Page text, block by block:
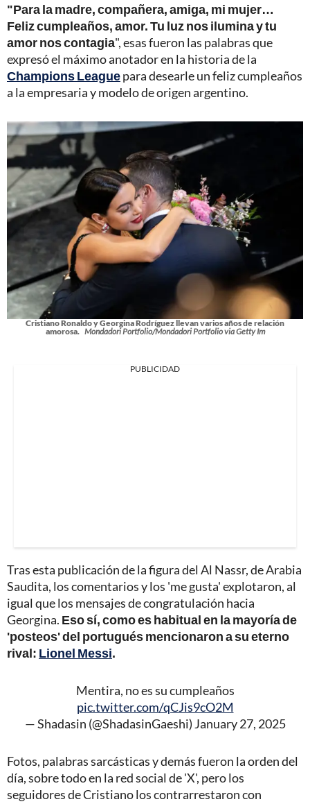
"Para la madre, compañera, amiga, mi mujer…
Feliz cumpleaños, amor. Tu luz nos ilumina y tu
amor nos contagia", esas fueron las palabras que
expresó el máximo anotador en la historia de la
Champions Leaguepara desearle un feliz cumpleaños
a la empresaria y modelo de origen argentino.
Cristiano Ronaldo y Georgina Rodríguez llevan varios años de relación
amorosa. Mondadori Portfolio/Mondadori Portfolio via Getty Im
PUBLICIDAD
Tras esta publicación de la figura del Al Nassr, de Arabia
Saudita, los comentarios y los 'me gusta' explotaron, al
igual que los mensajes de congratulación hacia
Georgina. Eso sí, como es habitual en la mayoría de
'posteos' del portugués mencionaron a su eterno
rival: Lionel Messi.
Mentira, no es su cumpleaños
pic.twitter.com/qCJis9cO2M
— Shadasin (@ShadasinGaeshi) January 27, 2025
Fotos, palabras sarcásticas y demás fueron la orden del
día, sobre todo en la red social de 'X', pero los
seguidores de Cristiano los contrarrestaron con